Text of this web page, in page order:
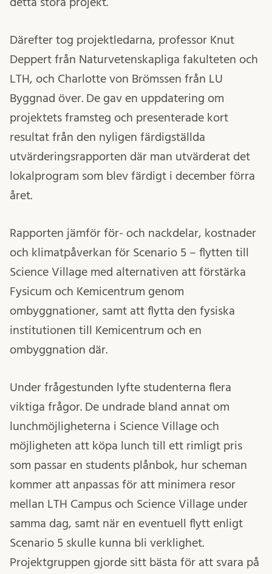
Därefter tog projektledarna, professor Knut
Deppert från Naturvetenskapliga fakulteten och
LTH, och Charlotte von Brömssen från LU
Byggnad över. De gav en uppdatering om
projektets framsteg och presenterade kort
resultat från den nyligen färdigställda
utvärderingsrapporten där man utvärderat det
lokalprogram som blev färdigt i december förra
året.
Rapporten jämför för- och nackdelar, kostnader
och klimatpåverkan för Scenario 5 – flytten till
Science Village med alternativen att förstärka
Fysicum och Kemicentrum genom
ombyggnationer, samt att flytta den fysiska
institutionen till Kemicentrum och en
ombyggnation där.
Under frågestunden lyfte studenterna flera
viktiga frågor. De undrade bland annat om
lunchmöjligheterna i Science Village och
möjligheten att köpa lunch till ett rimligt pris
som passar en students plånbok, hur scheman
kommer att anpassas för att minimera resor
mellan LTH Campus och Science Village under
samma dag, samt när en eventuell flytt enligt
Scenario 5 skulle kunna bli verklighet.
Projektgruppen gjorde sitt bästa för att svara på